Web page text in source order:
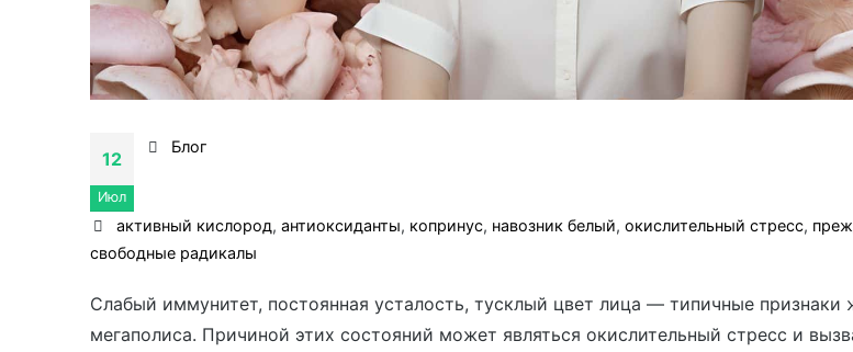
12
Июл
Блог
активный кислород,антиоксиданты, копринус, навозник белый,окислительный стресс,
свободные радикалы
Слабый иммунитет, постоянная усталость, тусклый цвет лица — типичные признаки
мегаполиса. Причиной этих состояний может являться окислительный стресс и